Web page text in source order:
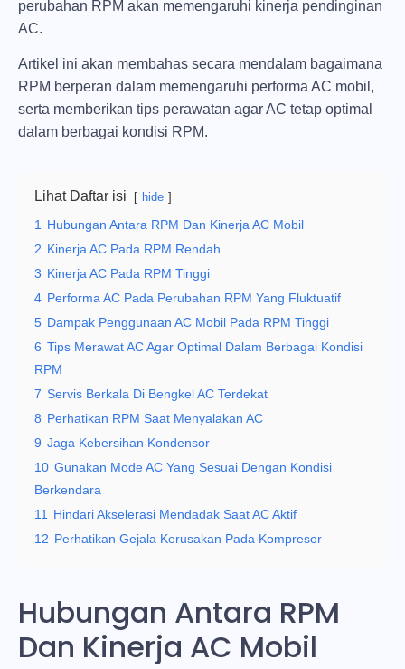
perubahan RPM akan memengaruhi kinerja pendinginan
AC.
Artikel ini akan membahas secara mendalam bagaimana
RPM berperan dalam memengaruhi performa AC mobil,
serta memberikan tips perawatan agar AC tetap optimal
dalam berbagai kondisi RPM.
Lihat Daftar isi hide
1 Hubungan Antara RPM Dan Kinerja AC Mobil
2 Kinerja AC Pada RPM Rendah
3 Kinerja AC Pada RPM Tinggi
4 Performa AC Pada Perubahan RPM Yang Fluktuatif
5 Dampak Penggunaan AC Mobil Pada RPM Tinggi
6 Tips Merawat AC Agar Optimal Dalam Berbagai Kondisi
RPM
7 Servis Berkala Di Bengkel AC Terdekat
8 Perhatikan RPM Saat Menyalakan AC
9 Jaga Kebersihan Kondensor
10 Gunakan Mode AC Yang Sesuai Dengan Kondisi
Berkendara
11 Hindari Akselerasi Mendadak Saat AC Aktif
12 Perhatikan Gejala Kerusakan Pada Kompresor
Hubungan Antara RPM
Dan Kinerja AC Mobil